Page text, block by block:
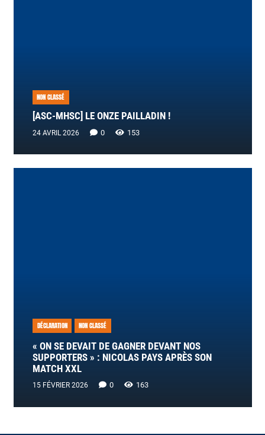
NON CLASSÉ
[ASC-MHSC] LE ONZE PAILLADIN !
24 AVRIL 2026 0 153
DÉCLARATION NON CLASSÉ
« ON SE DEVAIT DE GAGNER DEVANT NOS
SUPPORTERS » : NICOLAS PAYS APRÈS SON
MATCH XXL
15 FÉVRIER 2026 0 163